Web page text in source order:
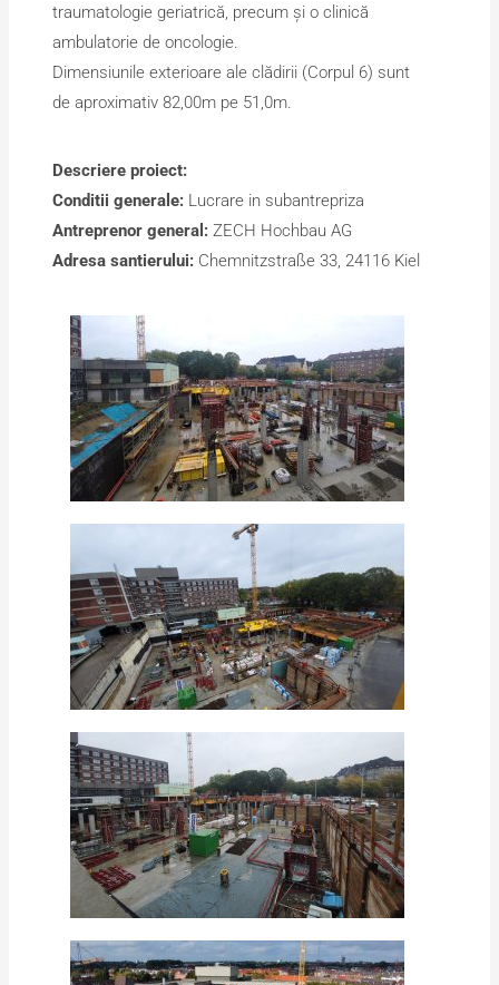
traumatologie geriatrică, precum și o clinică
ambulatorie de oncologie.
Dimensiunile exterioare ale clădirii (Corpul 6) sunt
de aproximativ 82,00m pe 51,0m.
Descriere proiect:
Conditii generale: Lucrare in subantrepriza
Antreprenor general:ZECH Hochbau AG
Adresa santierului: Chemnitzstraße 33, 24116 Kiel